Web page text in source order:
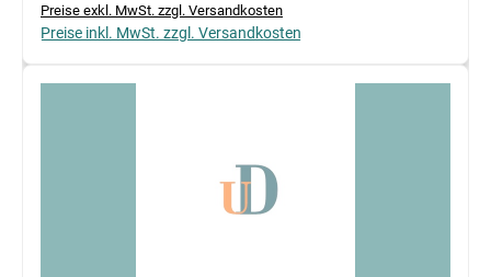
Preise exkl. MwSt. zzgl. Versandkosten
Preise inkl. MwSt. zzgl. Versandkosten